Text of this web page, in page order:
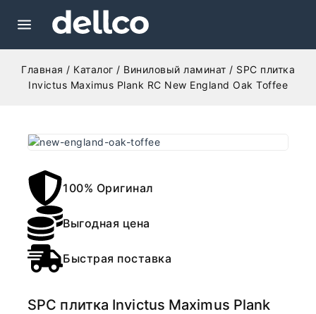
Главная / Каталог / Виниловый ламинат / SPC плитка
Invictus Maximus Plank RC New England Oak Toffee
100% Оригинал
Выгодная цена
Быстрая поставка
SPC плитка Invictus Maximus Plank